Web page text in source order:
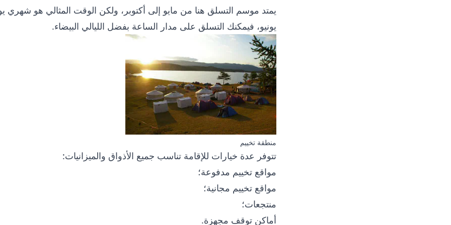
يمتد موسم التسلق هنا من مايو إلى أكتوبر، ولكن الوقت المثالي هو
يونيو، فيمكنك التسلق على مدار الساعة بفضل الليالي البيضاء.
منطقة تخييم
تتوفر عدة خيارات للإقامة تناسب جميع الأذواق والميزانيات:
مواقع تخييم مدفوعة؛
مواقع تخييم مجانية؛
منتجعات؛
أماكن توقف مجهزة.